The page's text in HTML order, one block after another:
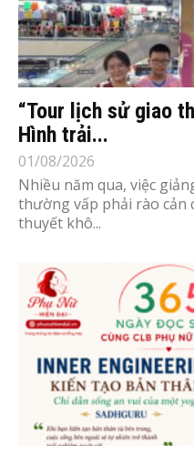
“Tour lịch sử giao
Hình trải...
01/08/2026
Nhiều năm qua, việc
thường vấp phải rào cản
thuyết khô...